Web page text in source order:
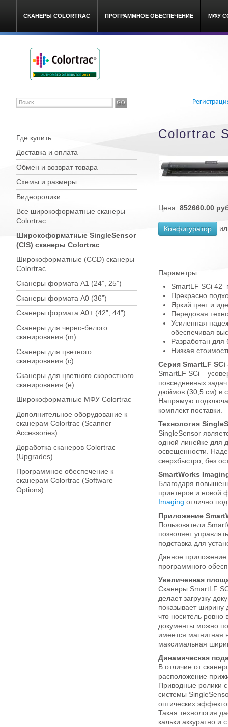
СКАНЕРЫ COLORTRAC ПРОГРАММНОЕ ОБЕСПЕЧЕНИЕ МФУ
Где купить
Доставка и оплата
Обмен и возврат товара
Схемы и размеры
Видеоролики
Все широкоформатные сканеры
Сolortrac
Широкоформатные SingleSensor
(CIS) сканеры Colortrac
Широкоформатные (CCD) сканеры
Colortrac
Сканеры формата А1 (24”, 25”)
Сканеры формата A0 (36”)
Сканеры формата A0+ (42”, 44”)
Сканеры для черно-белого
сканирования (m)
Сканеры для цветного
сканирования (c)
Сканеры для цветного скоростного
сканирования (e)
Широкоформатные МФУ Colortrac
Дополнительное оборудование к
сканерам Colortrac (Scanner
Accessories)
Доработка сканеров Colortrac
(Upgrades)
Программное обеспечение к
сканерам Colortrac (Software
Options)
Colortrac
Цена:852660.00
Конфигуратор
Параметры:
SmartLF SCi 42
Прекрасно
Яркий цвет и
Передовая
Усиленная
обеспечивая
Разработан
Низкая
Серия SmartLF
SmartLF SCi –
повседневных
дюймов (30,5 см) в
Напрямую
комплект поставки.
Технология
SingleSensor
одной линейке для
освещенности.
сверхбыстро, без
SmartWorks
Благодаря
принтеров и новой
Imaging отлично
Приложение
Пользователи
позволяет
подставка для
Данное приложение
программного
Увеличенная
Сканеры SmartLF
делает загрузку
показывает ширину
что носитель
документы можно
имеется магнитная
максимальная
Динамическая
В отличие от
расположение
Приводные ролики
системы
оптических
Такая технология
кальки аккуратно и